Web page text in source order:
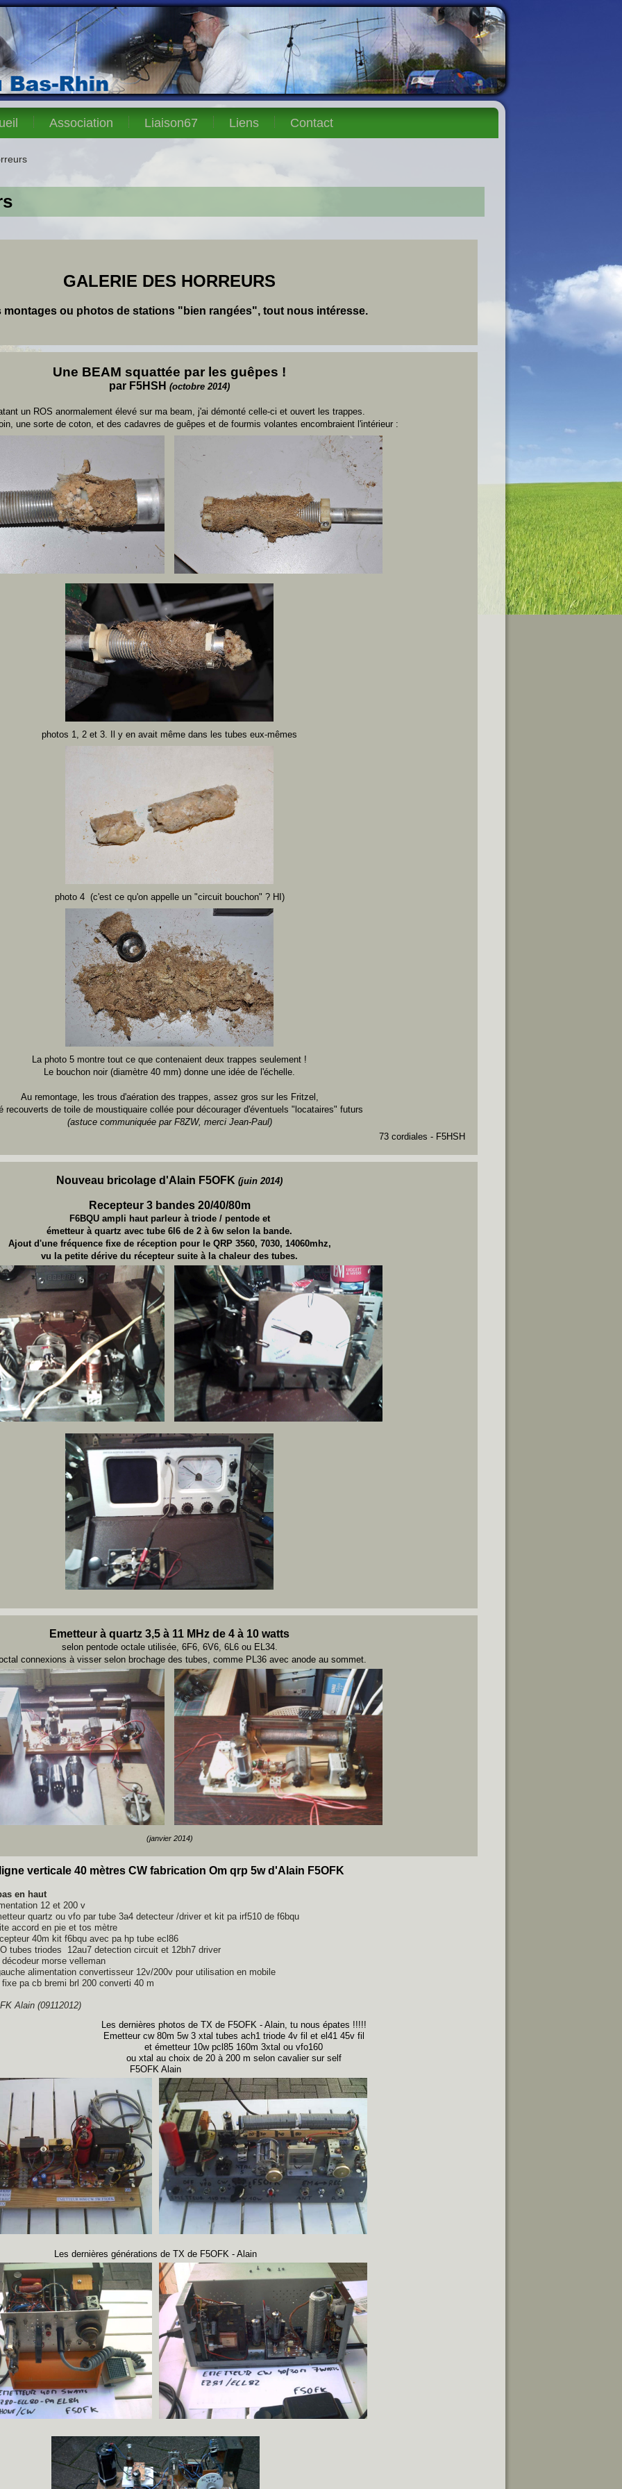
Association Liaison67 Liens Contact
GALERIE DES HORREURS
montages ou photos de stations "bien rangées", tout nous intéresse.
Une BEAM squattée par les guêpes !
par F5HSH (octobre 2014)
un ROS anormalement élevé sur ma beam, j'ai démonté celle-ci et ouvert les trappes.
une sorte de coton, et des cadavres de guêpes et de fourmis volantes encombraient l'intérieur :
photos 1, 2 et 3. Il y en avait même dans les tubes eux-mêmes
photo 4 (c'est ce qu'on appelle un "circuit bouchon" ? HI)
La photo 5 montre tout ce que contenaient deux trappes seulement !
Le bouchon noir (diamètre 40 mm) donne une idée de l'échelle.
Au remontage, les trous d'aération des trappes, assez gros sur les Fritzel,
recouverts de toile de moustiquaire collée pour décourager d'éventuels "locataires" futurs
(astuce communiquée par F8ZW, merci Jean-Paul)
73 cordiales - F5HSH
Nouveau bricolage d'Alain F5OFK (juin 2014)
Recepteur 3 bandes 20/40/80m
F6BQU ampli haut parleur à triode / pentode et
émetteur à quartz avec tube 6l6 de 2 à 6w selon la bande.
Ajout d'une fréquence fixe de réception pour le QRP 3560, 7030, 14060mhz,
vu la petite dérive du récepteur suite à la chaleur des tubes.
Emetteur à quartz 3,5 à 11 MHz de 4 à 10 watts
selon pentode octale utilisée, 6F6, 6V6, 6L6 ou EL34.
connexions à visser selon brochage des tubes, comme PL36 avec anode au sommet.
(janvier 2014)
verticale 40 mètres CW fabrication Om qrp 5w d'Alain F5OFK
en haut
12 et 200 v
quartz ou vfo par tube 3a4 detecteur /driver et kit pa irf510 de f6bqu
accord en pie et tos mètre
40m kit f6bqu avec pa hp tube ecl86
tubes triodes 12au7 detection circuit et 12bh7 driver
morse velleman
alimentation convertisseur 12v/200v pour utilisation en mobile
pa cb bremi brl 200 converti 40 m
Alain (09112012)
Les dernières photos de TX de F5OFK - Alain, tu nous épates !!!!!
Emetteur cw 80m 5w 3 xtal tubes ach1 triode 4v fil et el41 45v fil
et émetteur 10w pcl85 160m 3xtal ou vfo160
ou xtal au choix de 20 à 200 m selon cavalier sur self
F5OFK Alain
Les dernières générations de TX de F5OFK - Alain